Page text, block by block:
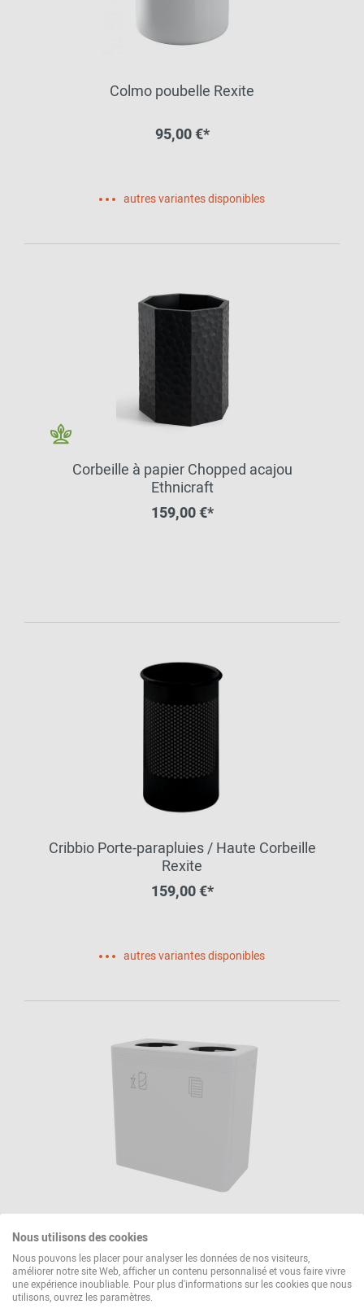
Colmo poubelle Rexite
95,00 €*
autres variantes disponibles
Corbeille à papier Chopped acajou
Ethnicraft
159,00 €*
Cribbio Porte-parapluies / Haute Corbeille
Rexite
159,00 €*
autres variantes disponibles
Ditch 2 Système de tri des déchets
Functionals
1 198,00 €*
Nous utilisons des cookies
Nous pouvons les placer pour analyser les données de nos visiteurs,
améliorer notre site Web, afficher un contenu personnalisé et vous faire vivre
une expérience inoubliable. Pour plus d'informations sur les cookies que nous
utilisons, ouvrez les paramètres.